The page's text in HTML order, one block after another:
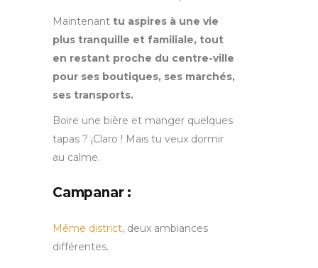
Maintenant tu aspires à une vie
plus tranquille et familiale, tout
en restant proche du centre-ville
pour ses boutiques, ses marchés,
ses transports.
Boire une bière et manger quelques
tapas ? ¡Claro ! Mais tu veux dormir
au calme.
Campanar :
Même district, deux ambiances
différentes.